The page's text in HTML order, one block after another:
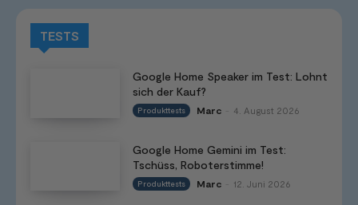
TESTS
Google Home Speaker im Test: Lohnt
sich der Kauf?
Produkttests Marc 4. August 2026
Google Home Gemini im Test:
Tschüss, Roboterstimme!
Produkttests Marc 12. Juni 2026